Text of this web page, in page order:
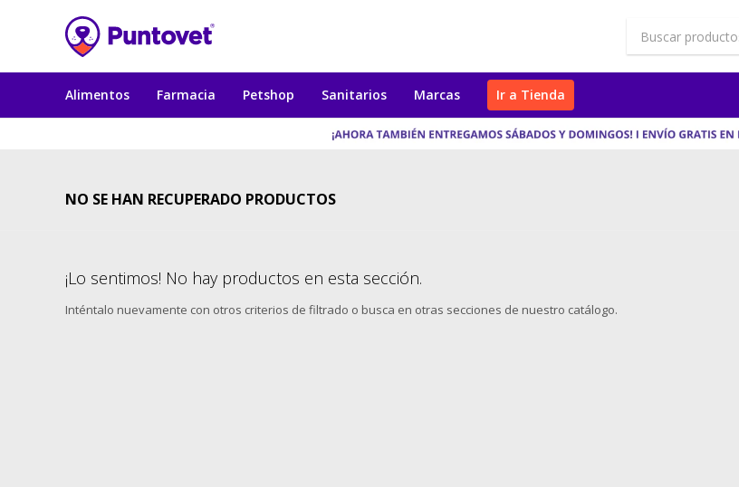
Alimentos Farmacia Petshop Sanitarios Marcas Ir a Tienda
NO SE HAN RECUPERADO PRODUCTOS
¡Lo sentimos! No hay productos en esta sección.
Inténtalo nuevamente con otros criterios de filtrado o busca en otras secciones de nuestro catálogo.